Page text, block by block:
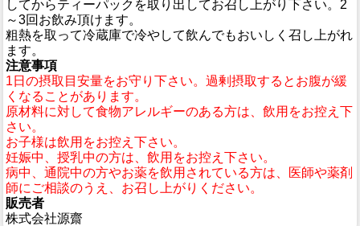
してからティーパックを取り出してお召し上がり下さい。2
～3回お飲み頂けます。
粗熱を取って冷蔵庫で冷やして飲んでもおいしく召し上がれ
ます。
注意事項
1日の摂取目安量をお守り下さい。過剰摂取するとお腹が緩
くなることがあります。
原材料に対して食物アレルギーのある方は、飲用をお控え下
さい。
お子様は飲用をお控え下さい。
妊娠中、授乳中の方は、飲用をお控え下さい。
病中、通院中の方やお薬を飲用されている方は、医師や薬剤
師にご相談のうえ、お召し上がりください。
販売者
株式会社源齋